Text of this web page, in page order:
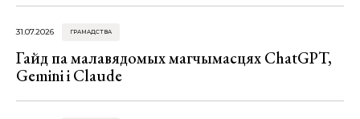
31.07.2026 ГРАМАДСТВА
Гайд па малавядомых магчымасцях ChatGPT,
Gemini і Claude